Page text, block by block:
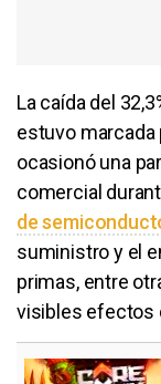
La caída del
estuvo marcada
ocasionó una
comercial
de
suministro y el
primas, entre
visibles efectos